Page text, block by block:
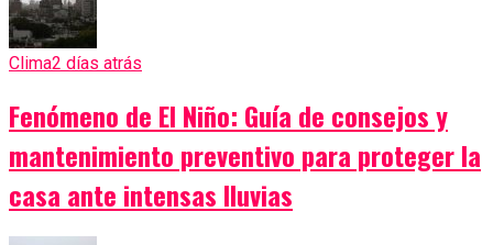
Clima2 días atrás
Fenómeno de El Niño: Guía de consejos y
mantenimiento preventivo para proteger la
casa ante intensas lluvias